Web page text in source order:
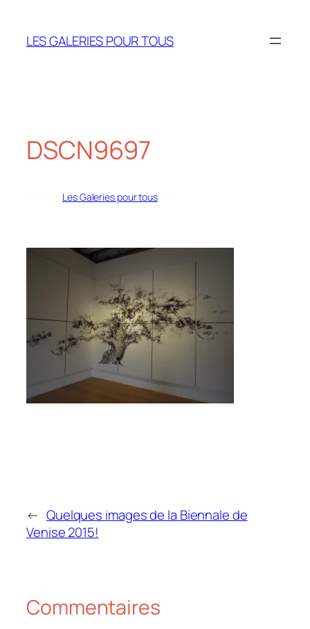
contenu
LES GALERIES POUR TOUS
DSCN9697
Les Galeries pour tousdans
← Quelques images de la Biennale de
Venise 2015!
Commentaires